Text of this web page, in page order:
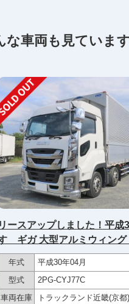
な車両も見ていま
リースアップしました！平成
ゞギガ 大型アルミウィング
イルーフ ディーラー点検記
年式
平成30年04月
型式
2PG-CYJ77C
車両在庫
トラックランド近畿(京都)